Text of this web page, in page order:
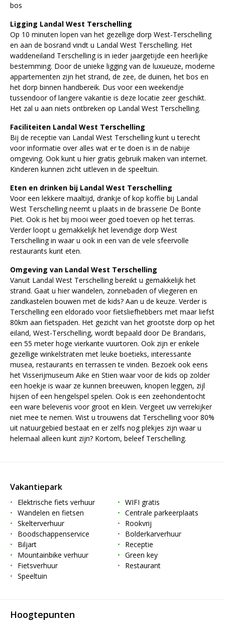
bos
Ligging Landal West Terschelling
Op 10 minuten lopen van het gezellige dorp West-Terschelling
en aan de bosrand vindt u Landal West Terschelling. Het
waddeneiland Terschelling is in ieder jaargetijde een heerlijke
bestemming. Door de unieke ligging van de luxueuze, moderne
appartementen zijn het strand, de zee, de duinen, het bos en
het dorp binnen handbereik. Dus voor een weekendje
tussendoor of langere vakantie is deze locatie zeer geschikt.
Het zal u aan niets ontbreken op Landal West Terschelling.
Faciliteiten Landal West Terschelling
Bij de receptie van Landal West Terschelling kunt u terecht
voor informatie over alles wat er te doen is in de nabije
omgeving. Ook kunt u hier gratis gebruik maken van internet.
Kinderen kunnen zicht uitleven in de speeltuin.
Eten en drinken bij Landal West Terschelling
Voor een lekkere maaltijd, drankje of kop koffie bij Landal
West Terschelling neemt u plaats in de brasserie De Bonte
Piet. Ook is het bij mooi weer goed toeven op het terras.
Verder loopt u gemakkelijk het levendige dorp West
Terschelling in waar u ook in een van de vele sfeervolle
restaurants kunt eten.
Omgeving van Landal West Terschelling
Vanuit Landal West Terschelling bereikt u gemakkelijk het
strand. Gaat u hier wandelen, zonnebaden of vliegeren en
zandkastelen bouwen met de kids? Aan u de keuze. Verder is
Terschelling een eldorado voor fietsliefhebbers met maar liefst
80km aan fietspaden. Het gezicht van het grootste dorp op het
eiland, West-Terschelling, wordt bepaald door De Brandaris,
een 55 meter hoge vierkante vuurtoren. Ook zijn er enkele
gezellige winkelstraten met leuke boetieks, interessante
musea, restaurants en terrassen te vinden. Bezoek ook eens
het Visserijmuseum Aike en Stien waar voor de kids op zolder
een hoekje is waar ze kunnen breeuwen, knopen leggen, zijl
hijsen of een hengelspel spelen. Ook is een zeehondentocht
een ware belevenis voor groot en klein. Vergeet uw verrekijker
niet mee te nemen. Wist u trouwens dat Terschelling voor 80%
uit natuurgebied bestaat en er zelfs nog plekjes zijn waar u
helemaal alleen kunt zijn? Kortom, beleef Terschelling.
Vakantiepark
Elektrische fiets verhuur
WIFI gratis
Wandelen en fietsen
Centrale parkeerplaats
Skelterverhuur
Rookvrij
Boodschappenservice
Bolderkarverhuur
Biljart
Receptie
Mountainbike verhuur
Green key
Fietsverhuur
Restaurant
Speeltuin
Hoogtepunten